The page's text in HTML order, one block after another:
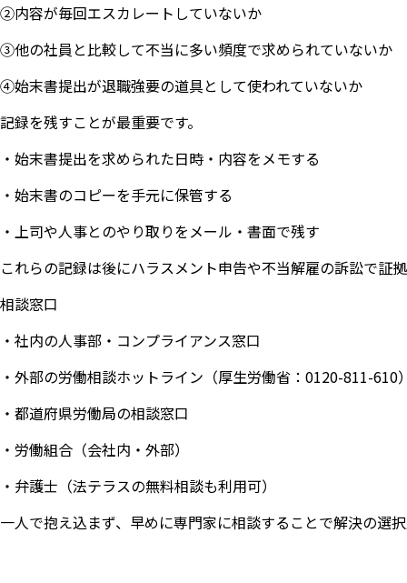
②内容が毎回エスカレートしていないか
③他の社員と比較して不当に多い頻度で求められていないか
④始末書提出が退職強要の道具として使われていないか
記録を残すことが最重要です。
・始末書提出を求められた日時・内容をメモする
・始末書のコピーを手元に保管する
・上司や人事とのやり取りをメール・書面で残す
これらの記録は後にハラスメント申告や不当解雇の訴訟で証
相談窓口
・社内の人事部・コンプライアンス窓口
・外部の労働相談ホットライン（厚生労働省：0120-811-610
・都道府県労働局の相談窓口
・労働組合（会社内・外部）
・弁護士（法テラスの無料相談も利用可）
一人で抱え込まず、早めに専門家に相談することで解決の選